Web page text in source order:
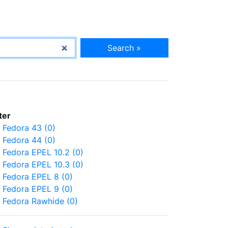
Search »
Fedora 43 (0)
Fedora 44 (0)
Fedora EPEL 10.2 (0)
Fedora EPEL 10.3 (0)
Fedora EPEL 8 (0)
Fedora EPEL 9 (0)
Fedora Rawhide (0)